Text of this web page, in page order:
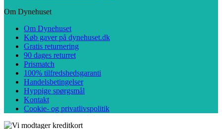
Om Dynehuset
Om Dynehuset
Køb gaver på dynehuset.dk
Gratis returnering
90 dages returret
Prismatch
100% tilfredshedsgaranti
Handelsbetingelser
Hyppige spørgsmål
Kontakt
Cookie- og privatlivspolitik